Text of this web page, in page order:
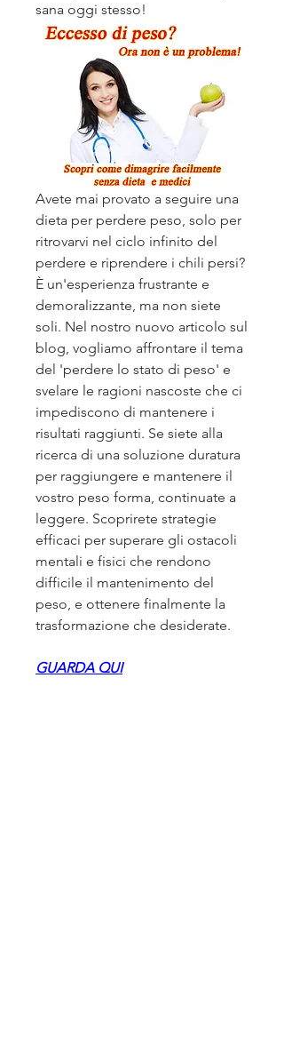
sana oggi stesso!
Avete mai provato a seguire una
dieta per perdere peso, solo per
ritrovarvi nel ciclo infinito del
perdere e riprendere i chili persi?
È un'esperienza frustrante e
demoralizzante, ma non siete
soli. Nel nostro nuovo articolo sul
blog, vogliamo affrontare il tema
del 'perdere lo stato di peso' e
svelare le ragioni nascoste che ci
impediscono di mantenere i
risultati raggiunti. Se siete alla
ricerca di una soluzione duratura
per raggiungere e mantenere il
vostro peso forma, continuate a
leggere. Scoprirete strategie
efficaci per superare gli ostacoli
mentali e fisici che rendono
difficile il mantenimento del
peso, e ottenere finalmente la
trasformazione che desiderate.
GUARDA QUI